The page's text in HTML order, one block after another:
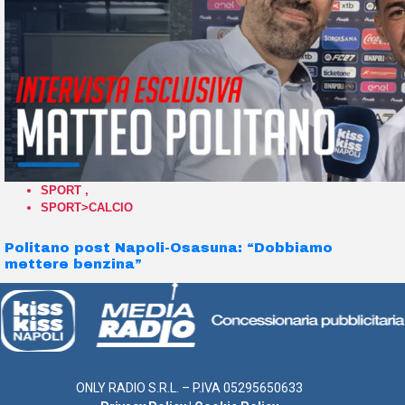
SPORT ,
SPORT>CALCIO
Politano post Napoli-Osasuna: “Dobbiamo
mettere benzina”
ONLY RADIO S.R.L. – P.IVA 05295650633